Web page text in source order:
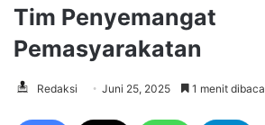
Tim Penyemangat
Pemasyarakatan
Redaksi Juni 25, 2025 1 menit dibaca